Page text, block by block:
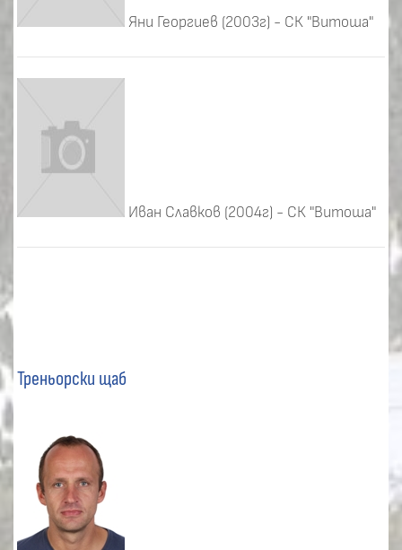
Яни Георгиев (2003г) - СК "Витоша"
Иван Славков (2004г) - СК "Витоша"
Треньорски щаб